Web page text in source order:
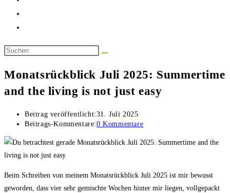
Monatsrückblick Juli 2025: Summertime
and the living is not just easy
Beitrag veröffentlicht:31. Juli 2025
Beitrags-Kommentare:0 Kommentare
Beim Schreiben von meinem Monatsrückblick Juli 2025 ist mir bewusst
geworden, dass vier sehr gemischte Wochen hinter mir liegen, vollgepackt